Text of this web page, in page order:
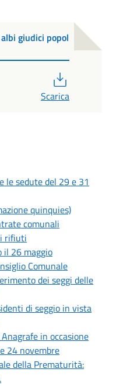
giudici popol
Scarica
le sedute del 29 e 31
quinquies)
comunali
rifiuti
il 26 maggio
Comunale
dei seggi delle
di seggio in vista
in occasione
24 novembre
della Prematurità: